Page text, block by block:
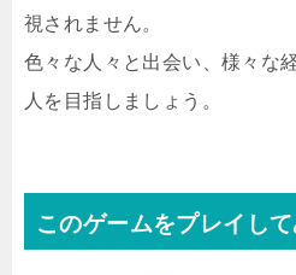
視されません。
色々な人々と出会い、様々な
人を目指しましょう。
このゲームをプレイして